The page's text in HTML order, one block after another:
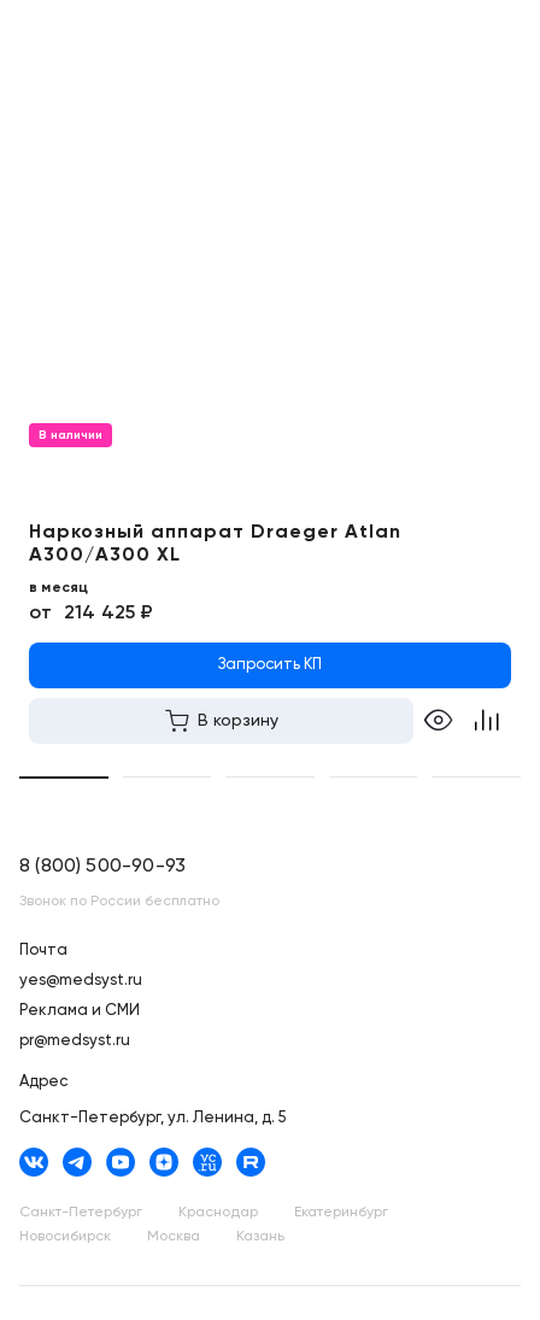
В наличии
Наркозный аппарат Draeger Atlan
A300/A300 XL
в месяц
от 214 425 ₽
Запросить КП
В корзину
8 (800) 500-90-93
Звонок по России бесплатно
Почта
yes@medsyst.ru
Реклама и СМИ
pr@medsyst.ru
Адрес
Санкт-Петербург, ул. Ленина, д. 5
Санкт-Петербург Краснодар
Екатеринбург
Новосибирск
Москва Казань